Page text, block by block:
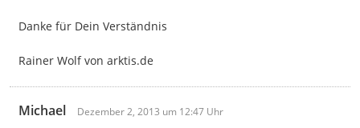
Danke für Dein Verständnis
Rainer Wolf von arktis.de
Michael Dezember 2, 2013 um 12:47 Uhr